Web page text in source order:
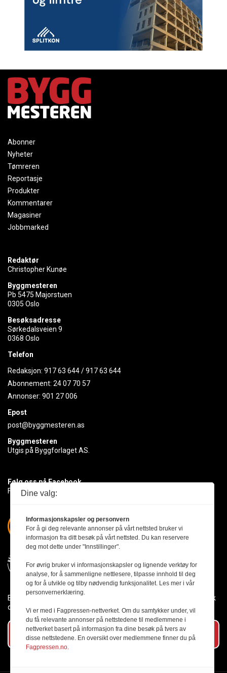
Abonner
Nyheter
Tømreren
Reportasje
Produkter
Kommentarer
Magasiner
Jobbmarked
Redaktør
Christopher Kunøe
Byggmesteren
Pb 5475 Majorstuen
0305 Oslo
Besøksadresse
Sørkedalsveien 9
0368 Oslo
Telefon
Redaksjon: 917 63 644/917 63 644
Abonnement: 24 07 70 57
Annonser: 901 27 006
Epost
post@byggmesteren.as
Byggmesteren
Utgis på Byggforlaget AS.
Følg oss på Facebook
Få med deg det siste innen byggebransjen
Byggmesteren følger Vær Varsom-plakaten og presseetikken slik
den er nedfelt i Redaktørplakaten.
Abonner på vårt nyhetsbrev
Dine valg:
Informasjonskapsler og personvern
For å gi deg relevante annonser på vårt nettsted bruker vi
informasjon fra ditt besøk på vårt nettsted. Du kan reservere
deg mot dette under "Innstillinger".
For øvrig bruker vi informasjonskapsler og lignende verktøy for
analyse, for å sammenligne nettlesere, tilpasse innhold til deg
og for å utvikle og tilby nødvendig funksjonalitet. Les mer i vår
personvernerklæring.
Vi er med i Fagpressen-nettverket. Om du samtykker under, vil
du få relevante annonser på nettstedene til medlemmene i
nettverket basert på informasjon fra dine besøk på tvers av
disse nettstedene. En oversikt over medlemmene finner du på
Fagpressen.no.